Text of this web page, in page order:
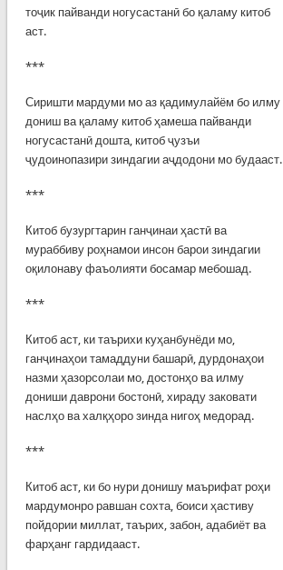
тоҷик пайванди ногусастанӣ бо қаламу китоб
аст.
***
Сиришти мардуми мо аз қадимулайём бо илму
дониш ва қаламу китоб ҳамеша пайванди
ногусастанӣ дошта, китоб ҷузъи
ҷудоинопазири зиндагии аҷдодони мо будааст.
***
Китоб бузургтарин ганҷинаи ҳастӣ ва
мураббиву роҳнамои инсон барои зиндагии
оқилонаву фаъолияти босамар мебошад.
***
Китоб аст, ки таърихи куҳанбунёди мо,
ганҷинаҳои тамаддуни башарӣ, дурдонаҳои
назми ҳазорсолаи мо, достонҳо ва илму
дониши даврони бостонӣ, хираду заковати
наслҳо ва халқҳоро зинда нигоҳ медорад.
***
Китоб аст, ки бо нури донишу маърифат роҳи
мардумонро равшан сохта, боиси ҳастиву
пойдории миллат, таърих, забон, адабиёт ва
фарҳанг гардидааст.